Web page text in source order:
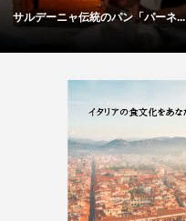
サルデーニャ伝統のパン「パーネ...